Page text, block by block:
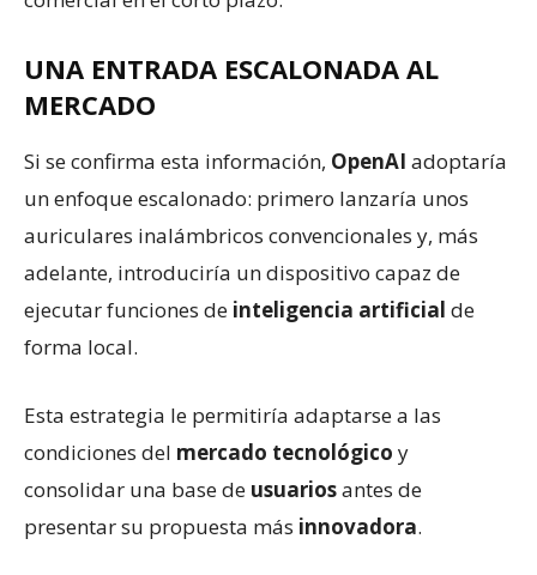
UNA ENTRADA ESCALONADA AL
MERCADO
Si se confirma esta información, OpenAI adoptaría
un enfoque escalonado: primero lanzaría unos
auriculares inalámbricos convencionales y, más
adelante, introduciría un dispositivo capaz de
ejecutar funciones de inteligencia artificial de
forma local.
Esta estrategia le permitiría adaptarse a las
condiciones del mercado tecnológico y
consolidar una base de usuariosantes de
presentar su propuesta más innovadora.